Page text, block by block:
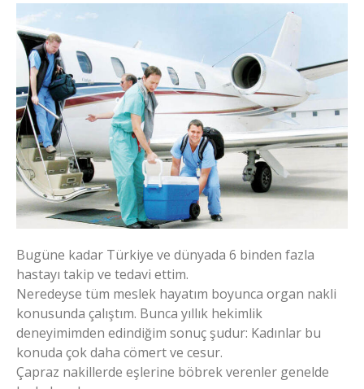
Bugüne kadar Türkiye ve dünyada 6 binden fazla
hastayı takip ve tedavi ettim.
Neredeyse tüm meslek hayatım boyunca organ nakli
konusunda çalıştım. Bunca yıllık hekimlik
deneyimimden edindiğim sonuç şudur: Kadınlar bu
konuda çok daha cömert ve cesur.
Çapraz nakillerde eşlerine böbrek verenler genelde